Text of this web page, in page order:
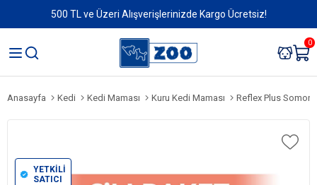
500 TL ve Üzeri Alışverişlerinizde Kargo Ücretsiz!
0
Anasayfa Kedi Kedi Maması Kuru Kedi Maması Reflex Plus Somonlu
YETKİLİ
SATICI